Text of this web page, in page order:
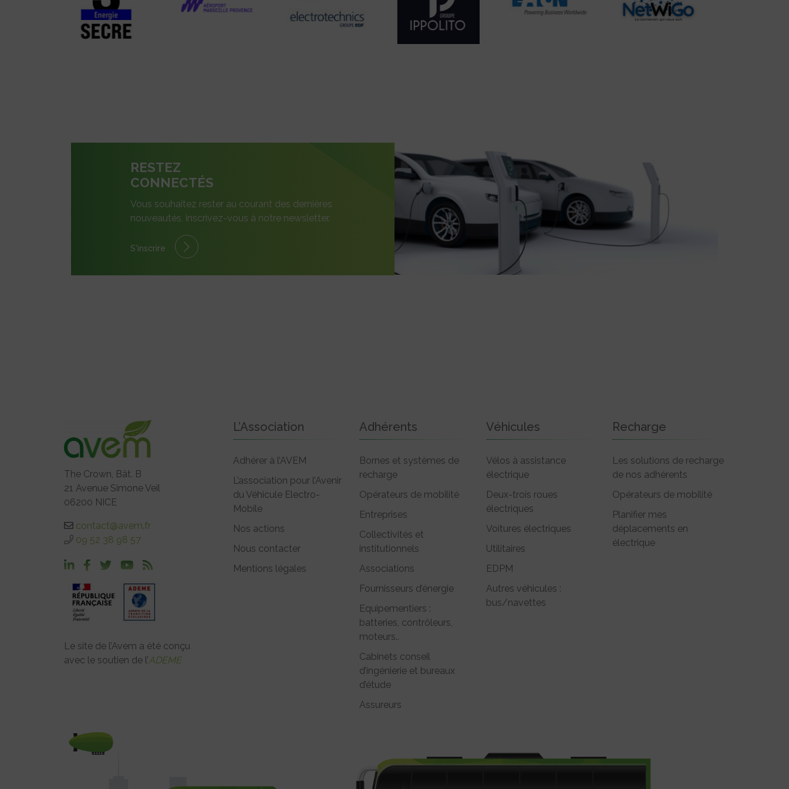
RESTEZ
CONNECTÉS
Vous souhaitez rester au courant des dernières
nouveautés, inscrivez-vous à notre newsletter.
S'inscrire
The Crown, Bât. B
21 Avenue Simone Veil
06200 NICE
contact@avem.fr
09 52 38 98 57
Le site de l’Avem a été conçu
avec le soutien de l’ADEME
L’Association
Adhérer à l’AVEM
L’association pour l’Avenir
du Véhicule Electro-
Mobile
Nos actions
Nous contacter
Mentions légales
Adhérents
Bornes et systèmes de
recharge
Opérateurs de mobilité
Entreprises
Collectivités et
institutionnels
Associations
Fournisseurs d’énergie
Equipementiers :
batteries, contrôleurs,
moteurs..
Cabinets conseil
d’ingénierie et bureaux
d’étude
Assureurs
Véhicules
Vélos à assistance
électrique
Deux-trois roues
électriques
Voitures électriques
Utilitaires
EDPM
Autres véhicules :
bus/navettes
Recharge
Les solutions de recharge
de nos adhérents
Opérateurs de mobilité
Planifier mes
déplacements en
électrique